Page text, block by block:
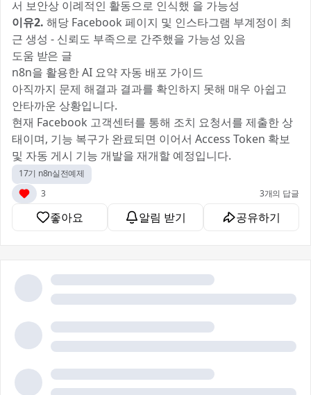
서 보안상 이례적인 활동으로 인식했 을 가능성
이유2. 해당 Facebook 페이지 및 인스타그램 부계정이 최
근 생성 - 신뢰도 부족으로 간주했을 가능성 있음
도움 받은 글
n8n을 활용한 AI 요약 자동 배포 가이드
아직까지 문제 해결과 결과를 확인하지 못해 매우 아쉽고
안타까운 상황입니다.
현재 Facebook 고객센터를 통해 조치 요청서를 제출한 상
태이며, 기능 복구가 완료되면 이어서 Access Token 확보
및 자동 게시 기능 개발을 재개할 예정입니다.
17기 n8n실전예제
3
3개의 답글
좋아요 알림 받기 공유하기